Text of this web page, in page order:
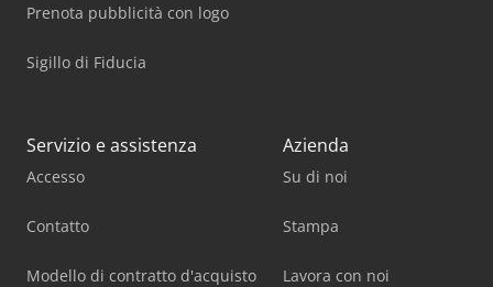
Prenota pubblicità con logo
Sigillo di Fiducia
Servizio e assistenza
Accesso
Contatto
Modello di contratto d'acquisto
Azienda
Su di noi
Stampa
Lavora con noi